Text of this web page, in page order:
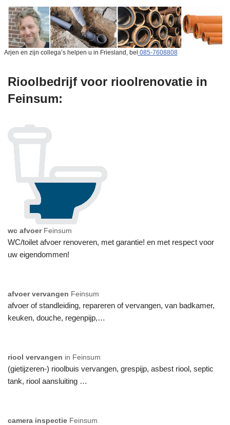
Arjen en zijn collega’s helpen u in Friesland, bel 085-7608808
Rioolbedrijf voor rioolrenovatie in
Feinsum:
wc afvoer Feinsum
WC/toilet afvoer renoveren, met garantie! en met respect voor
uw eigendommen!
afvoer vervangen Feinsum
afvoer of standleiding, repareren of vervangen, van badkamer,
keuken, douche, regenpijp,…
riool vervangen in Feinsum
(gietijzeren-) rioolbuis vervangen, grespijp, asbest riool, septic
tank, riool aansluiting …
camera inspectie Feinsum